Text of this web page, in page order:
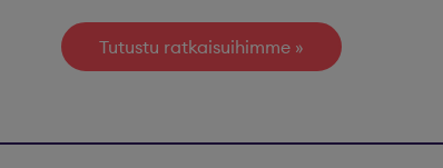
Tutustu ratkaisuihimme